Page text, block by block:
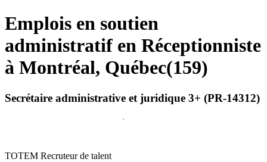
Emplois en soutien
administratif en Réceptionniste
à Montréal, Québec(159)
Secrétaire administrative et juridique 3+ (PR-14312)
TOTEM Recruteur de talent